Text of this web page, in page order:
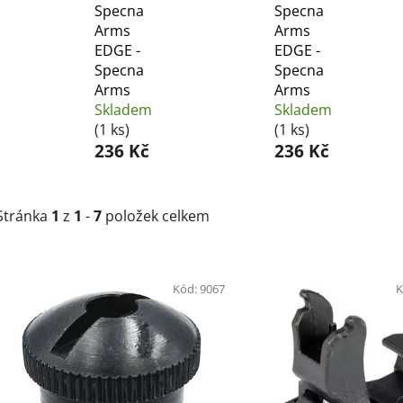
Specna
Arms
EDGE -
Specna
Arms
Skladem
(1 ks)
236 Kč
Specna
Arms
EDGE -
Specna
Arms
Skladem
(1 ks)
236 Kč
1 z 1 -7 položek celkem
Kód:9067